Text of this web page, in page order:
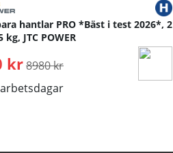
hantlar PRO *Bäst i test 2026*, 2
kg, JTC POWER
kr Ordinarie pris:
8980 kr